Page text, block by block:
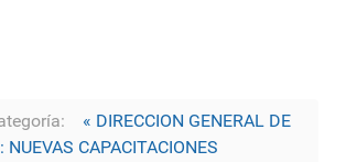
« DIRECCION GENERAL DE
NUEVAS CAPACITACIONES